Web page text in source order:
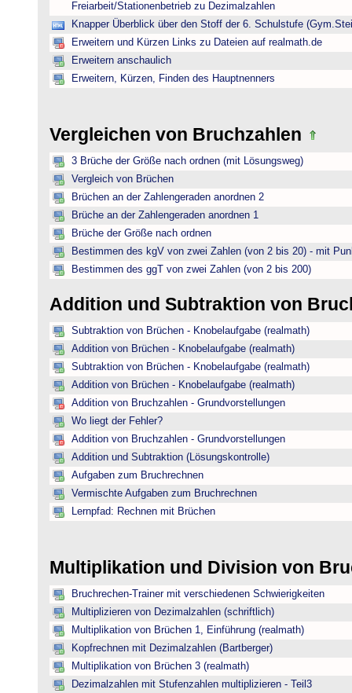
Freiarbeit/Stationenbetrieb zu Dezimalzahlen
Knapper Überblick über den Stoff der 6. Schulstufe
Erweitern und Kürzen Links zu Dateien auf realmath.de
Erweitern anschaulich
Erweitern, Kürzen, Finden des Hauptnenners
Vergleichen von Bruchzahlen
3 Brüche der Größe nach ordnen (mit Lösungsweg)
Vergleich von Brüchen
Brüchen an der Zahlengeraden anordnen 2
Brüche an der Zahlengeraden anordnen 1
Brüche der Größe nach ordnen
Bestimmen des kgV von zwei Zahlen (von 2 bis 20) - mit
Bestimmen des ggT von zwei Zahlen (von 2 bis 200)
Addition und Subtraktion von
Subtraktion von Brüchen - Knobelaufgabe (realmath)
Addition von Brüchen - Knobelaufgabe (realmath)
Subtraktion von Brüchen - Knobelaufgabe (realmath)
Addition von Brüchen - Knobelaufgabe (realmath)
Addition von Bruchzahlen - Grundvorstellungen
Wo liegt der Fehler?
Addition von Bruchzahlen - Grundvorstellungen
Addition und Subtraktion (Lösungskontrolle)
Aufgaben zum Bruchrechnen
Vermischte Aufgaben zum Bruchrechnen
Lernpfad: Rechnen mit Brüchen
Multiplikation und Division von
Bruchrechen-Trainer mit verschiedenen Schwierigkeiten
Multiplizieren von Dezimalzahlen (schriftlich)
Multiplikation von Brüchen 1, Einführung (realmath)
Kopfrechnen mit Dezimalzahlen (Bartberger)
Multiplikation von Brüchen 3 (realmath)
Dezimalzahlen mit Stufenzahlen multiplizieren - Teil3